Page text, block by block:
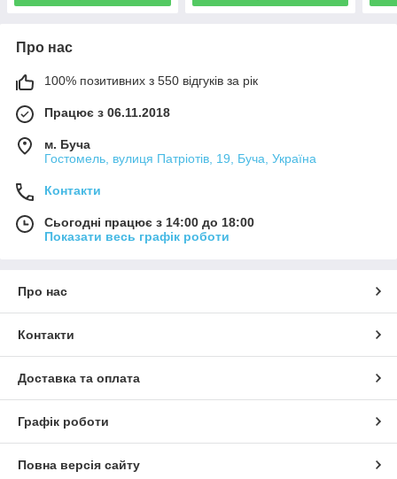
Про нас
100% позитивних з 550 відгуків за рік
Працює з 06.11.2018
м. Буча
Гостомель, вулиця Патріотів, 19, Буча, Україна
Контакти
Сьогодні працює з 14:00 до 18:00
Показати весь графік роботи
Про нас
Контакти
Доставка та оплата
Графік роботи
Повна версія сайту